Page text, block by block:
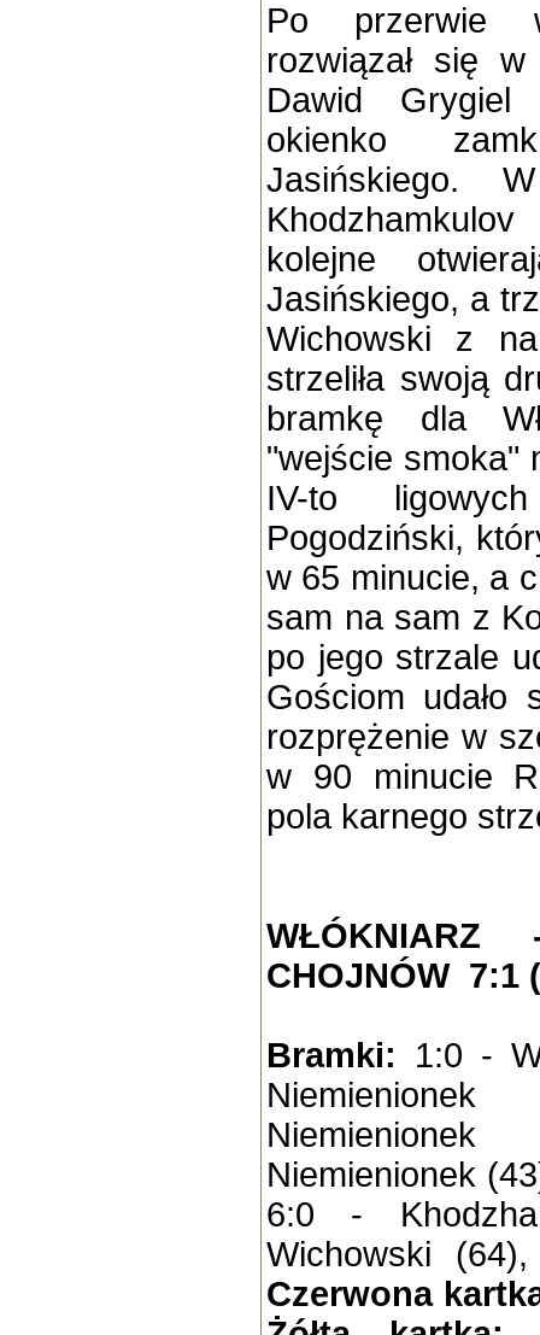
Po przerwie
rozwiązał się
Dawid Grygiel
okienko
Jasińskiego.
kolejne
Jasińskiego, a
Wichowski z
strzeliła swoją
bramkę dla
"wejście smoka"
IV-to
Pogodziński,
w 65 minucie, a
sam na sam z
po jego strzale
Gościom udało
rozprężenie w
w 90 minucie
pola karnego
WŁÓKNIARZ
CHOJNÓW 7:1
Bramki: 1:0 -
Niemienionek
6:0 -
Wichowski
Czerwona